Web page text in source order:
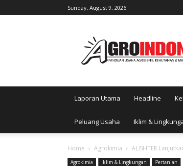
Sunday, August 9, 2026
Laporan Utama Headline
Peluang Usaha Iklim &
Home Agrokimia ALISHTER
Agrokimia Iklim & Lingkungan Pertanian